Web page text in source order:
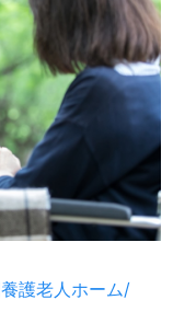
護老人ホーム/